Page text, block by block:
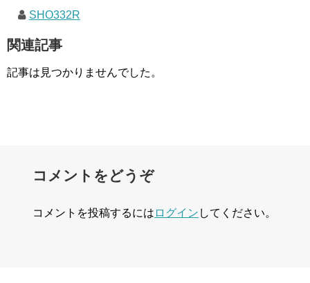
SHO332R
関連記事
記事は見つかりませんでした。
コメントをどうぞ
コメントを投稿するには ログイン してください。